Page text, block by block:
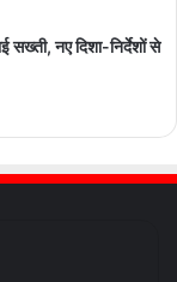
सख्ती, नए दिशा-निर्देशों से